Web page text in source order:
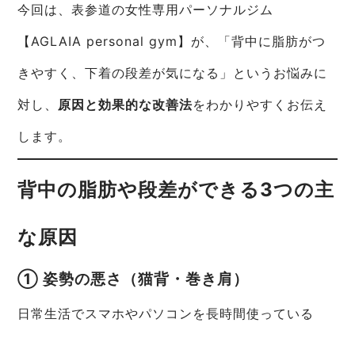
今回は、表参道の女性専用パーソナルジム
【AGLAIA personal gym】が、「背中に脂肪がつ
きやすく、下着の段差が気になる」というお悩みに
対し、 原因と効果的な改善法をわかりやすくお伝え
します。
背中の脂肪や段差ができる3つの主
な原因
① 姿勢の悪さ（猫背・巻き肩）
日常生活でスマホやパソコンを長時間使っている